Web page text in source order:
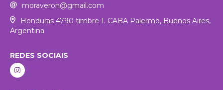
moraveron@gmail.com
Honduras 4790 timbre 1. CABA Palermo, Buenos Aires,
Argentina
REDES SOCIAIS